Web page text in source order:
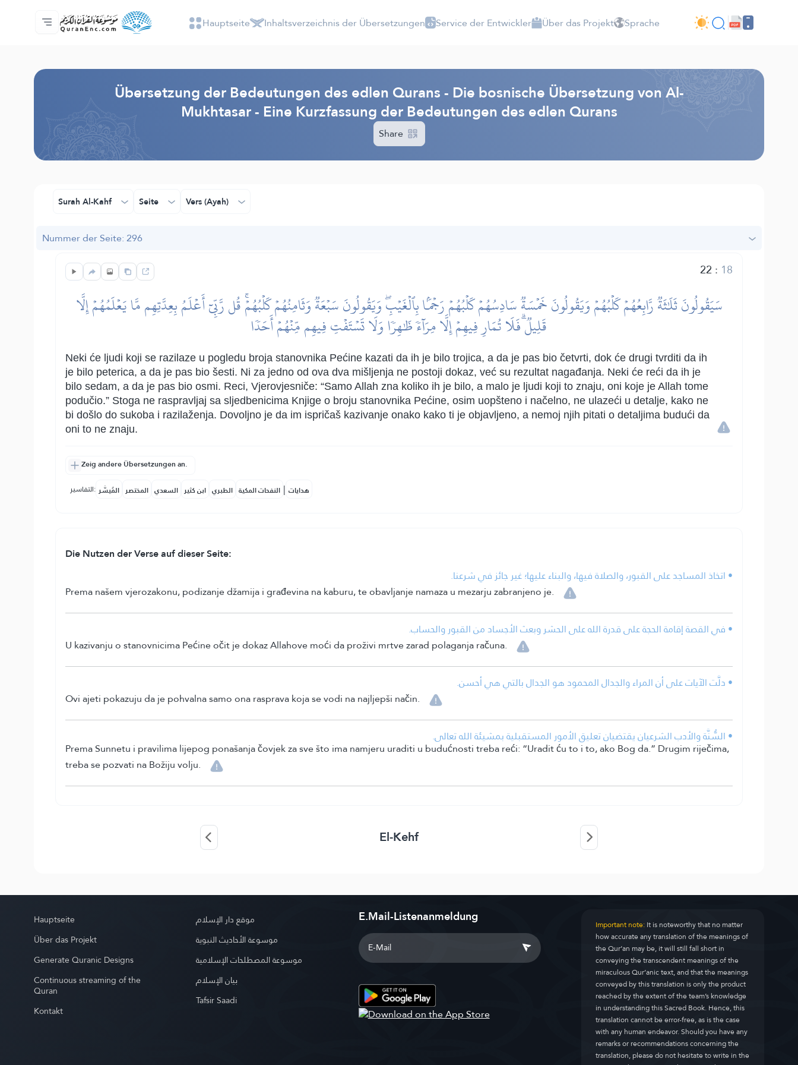
Hauptseite
Inhaltsverzeichnis der Übersetzungen
Audio
Service der Entwickler - API
Über das Projekt
Kontakt
Sprache Hauptseite Inhaltsverzeichnis der Übersetzungen Service der Entwickler Über das Projekt Sprache
Übersetzung der Bedeutungen des edlen Qurans - Die bosnische Übersetzung von Al-
Mukhtasar - Eine Kurzfassung der Bedeutungen des edlen Qurans
Share
Surah Al-Kahf Seite Vers (Ayah)
Nummer der Seite: 296
22 : 18
سَيَقُولُونَ ثَلَٰثَةٞ رَّابِعُهُمۡ كَلۡبُهُمۡ وَيَقُولُونَ خَمۡسَةٞ سَادِسُهُمۡ كَلۡبُهُمۡ رَجۡمَۢا بِٱلۡغَيۡبِۖ وَيَقُولُونَ سَبۡعَةٞ وَثَامِنُهُمۡ كَلۡبُهُمۡۚ قُل رَّبِّيٓ أَعۡلَمُ بِعِدَّتِهِم مَّا يَعۡلَمُهُمۡ إِلَّا
قَلِيلٞۗ فَلَا تُمَارِ فِيهِمۡ إِلَّا مِرَآءٗ ظَٰهِرٗا وَلَا تَسۡتَفۡتِ فِيهِم مِّنۡهُمۡ أَحَدٗا
Neki će ljudi koji se razilaze u pogledu broja stanovnika Pećine kazati da ih je bilo trojica, a da je pas bio četvrti, dok će drugi tvrditi da ih
je bilo peterica, a da je pas bio šesti. Ni za jedno od ova dva mišljenja ne postoji dokaz, već su rezultat nagađanja. Neki će reći da ih je
bilo sedam, a da je pas bio osmi. Reci, Vjerovjesniče: “Samo Allah zna koliko ih je bilo, a malo je ljudi koji to znaju, oni koje je Allah tome
podučio.” Stoga ne raspravljaj sa sljedbenicima Knjige o broju stanovnika Pećine, osim uopšteno i načelno, ne ulazeći u detalje, kako ne
bi došlo do sukoba i razilaženja. Dovoljno je da im ispričaš kazivanje onako kako ti je objavljeno, a nemoj njih pitati o detaljima budući da
oni to ne znaju.
Zeig andere Übersetzungen an.
التفاسير: المُيسَّر المختصر السعدي ابن كثير الطبري النفحات المكية | هدايات
Die Nutzen der Verse auf dieser Seite:
• اتخاذ المساجد على القبور، والصلاة فيها، والبناء عليها؛ غير جائز في شرعنا.
Prema našem vjerozakonu, podizanje džamija i građevina na kaburu, te obavljanje namaza u mezarju zabranjeno je.
• في القصة إقامة الحجة على قدرة الله على الحشر وبعث الأجساد من القبور والحساب.
U kazivanju o stanovnicima Pećine očit je dokaz Allahove moći da proživi mrtve zarad polaganja računa.
• دلَّت الآيات على أن المراء والجدال المحمود هو الجدال بالتي هي أحسن.
Ovi ajeti pokazuju da je pohvalna samo ona rasprava koja se vodi na najljepši način.
• السُّنَّة والأدب الشرعيان يقتضيان تعليق الأمور المستقبلية بمشيئة الله تعالى.
Prema Sunnetu i pravilima lijepog ponašanja čovjek za sve što ima namjeru uraditi u budućnosti treba reći: “Uradit ću to i to, ako Bog da.” Drugim riječima,
treba se pozvati na Božiju volju.
El-Kehf
Hauptseite
Über das Projekt
Generate Quranic Designs
Continuous streaming of the
Quran
Kontakt
موقع دار الإسلام
موسوعة الأحاديث النبوية
موسوعة المصطلحات الإسلامية
بيان الإسلام
Tafsir Saadi
E.Mail-Listenanmeldung Important note:It is noteworthy that no matter
how accurate any translation of the meanings of
the Qur’an may be, it will still fall short in
conveying the transcendent meanings of the
miraculous Qur’anic text, and that the meanings
conveyed by this translation is only the product
reached by the extent of the team’s knowledge
in understanding this Sacred Book. Hence, this
translation cannot be error-free, as is the case
with any human endeavor. Should you have any
remarks or recommendations concerning the
translation, please do not hesitate to write in the